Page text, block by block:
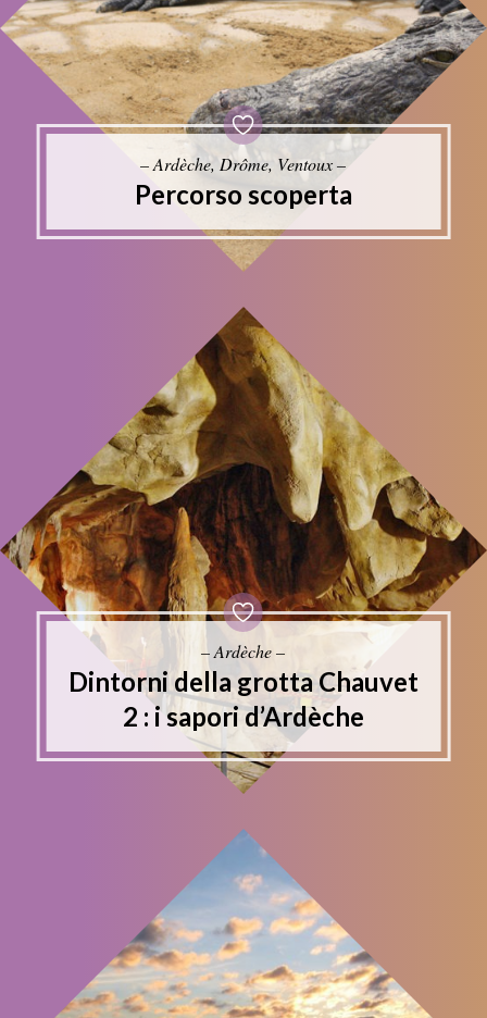
– Ardèche, Drôme, Ventoux –
Percorso scoperta
– Ardèche –
Dintorni della grotta Chauvet
2 : i sapori d’Ardèche